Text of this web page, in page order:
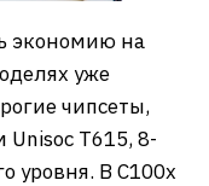
экономию на
уже
чипсеты,
Unisoc T615, 8-
уровня. В С100х